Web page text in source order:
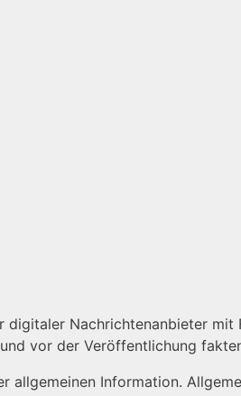
digitaler Nachrichtenanbieter
vor der Veröffentlichung
allgemeinen Information.